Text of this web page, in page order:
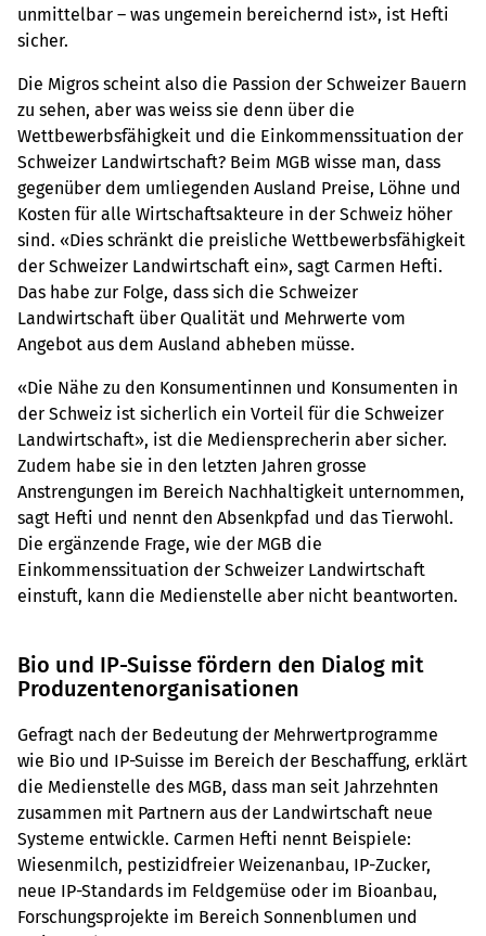
unmittelbar – was ungemein bereichernd ist», ist Hefti
sicher.
Die Migros scheint also die Passion der Schweizer Bauern
zu sehen, aber was weiss sie denn über die
Wettbewerbsfähigkeit und die Einkommenssituation der
Schweizer Landwirtschaft? Beim MGB wisse man, dass
gegenüber dem umliegenden Ausland Preise, Löhne und
Kosten für alle Wirtschaftsakteure in der Schweiz höher
sind. «Dies schränkt die preisliche Wettbewerbsfähigkeit
der Schweizer Landwirtschaft ein», sagt Carmen Hefti.
Das habe zur Folge, dass sich die Schweizer
Landwirtschaft über Qualität und Mehrwerte vom
Angebot aus dem Ausland abheben müsse.
«Die Nähe zu den Konsumentinnen und Konsumenten in
der Schweiz ist sicherlich ein Vorteil für die Schweizer
Landwirtschaft», ist die Mediensprecherin aber sicher.
Zudem habe sie in den letzten Jahren grosse
Anstrengungen im Bereich Nachhaltigkeit unternommen,
sagt Hefti und nennt den Absenkpfad und das Tierwohl.
Die ergänzende Frage, wie der MGB die
Einkommenssituation der Schweizer Landwirtschaft
einstuft, kann die Medienstelle aber nicht beantworten.
Bio und IP-Suisse fördern den Dialog mit
Produzentenorganisationen
Gefragt nach der Bedeutung der Mehrwertprogramme
wie Bio und IP-Suisse im Bereich der Beschaffung, erklärt
die Medienstelle des MGB, dass man seit Jahrzehnten
zusammen mit Partnern aus der Landwirtschaft neue
Systeme entwickle. Carmen Hefti nennt Beispiele:
Wiesenmilch, pestizidfreier Weizenanbau, IP-Zucker,
neue IP-Standards im Feldgemüse oder im Bioanbau,
Forschungsprojekte im Bereich Sonnenblumen und